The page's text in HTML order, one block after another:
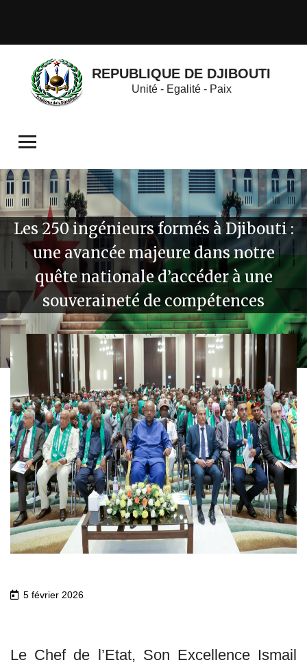
REPUBLIQUE DE DJIBOUTI
Unité - Egalité - Paix
Les 250 ingénieurs formés à Djibouti :
une avancée majeure dans notre
quête nationale d’accéder à une
souveraineté de compétences
5 février 2026
Le Chef de l’Etat, Son Excellence Ismail